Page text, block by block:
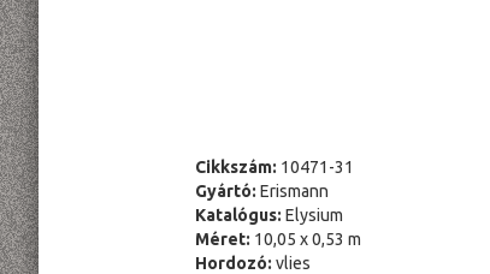
Cikkszám: 10471-31
Gyártó: Erismann
Katalógus: Elysium
Méret: 10,05 x 0,53 m
Hordozó: vlies